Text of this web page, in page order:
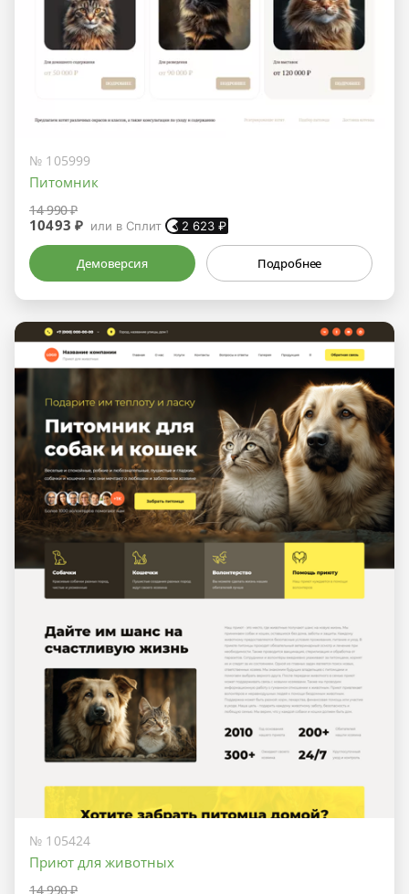
№ 105999
Питомник
14 990 ₽
10493 ₽ или в Сплит 2 623 ₽
Демоверсия Подробнее
№ 105424
Приют для животных
14 990 ₽